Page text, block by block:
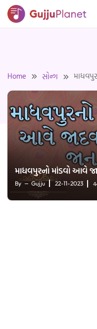
Skip
Home સોન્ગ
માધવપુરનો માંડવો આવે
By Gujju 22-11-2023